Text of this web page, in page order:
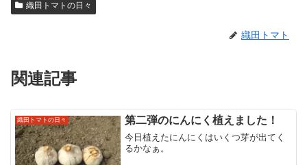
織田トマトの日々
織田トマト
関連記事
織田トマトの日々 第二弾のにんにく植えました！
今日植えたにんにくはいくつ芽が出てく
るかなぁ。